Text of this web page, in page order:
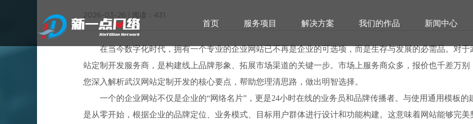
武汉网站建设
首页 服务项目 解决方案 我们的作品 新闻中心
2026-03-26 阅读：431
在当今数字化时代，拥有一个专业的企业网站已不再是企业的可选项，而是生存与发展的必需品。对
站定制开发服务商，是构建线上品牌形象、拓展市场渠道的关键一步。市场上服务商众多，报价也千差万
您深入解析武汉网站定制开发的核心要点，帮助您理清思路，做出明智选择。
一个的企业网站不仅是企业的“网络名片”，更是24小时在线的业务员和品牌传播者。与使用通用模板
是从零开始，根据企业的品牌定位、业务模式、目标用户群体进行设计和功能构建。这意味着网站能够完美